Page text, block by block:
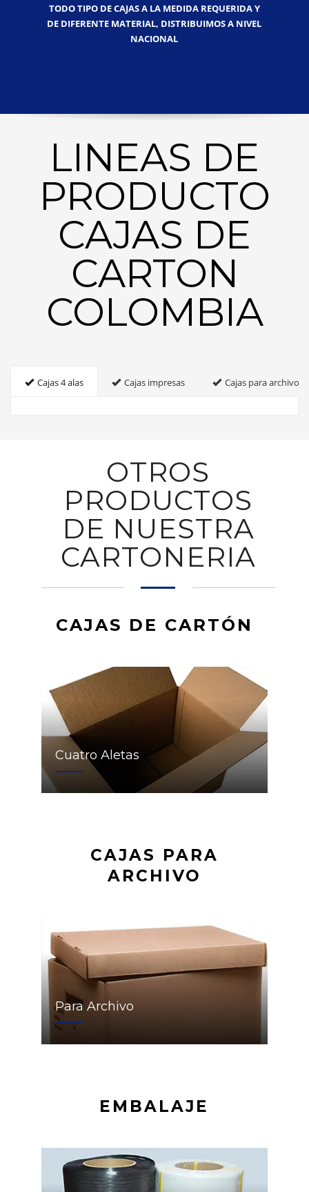
TODO TIPO DE CAJAS A LA MEDIDA REQUERIDA Y
DE DIFERENTE MATERIAL, DISTRIBUIMOS A NIVEL
NACIONAL
LINEAS DE
PRODUCTO
CAJAS DE
CARTON
COLOMBIA
Cajas 4 alas Cajas impresas Cajas para archivo
OTROS
PRODUCTOS
DE NUESTRA
CARTONERIA
CAJAS DE CARTÓN
Cuatro Aletas
CAJAS PARA
ARCHIVO
Para Archivo
EMBALAJE